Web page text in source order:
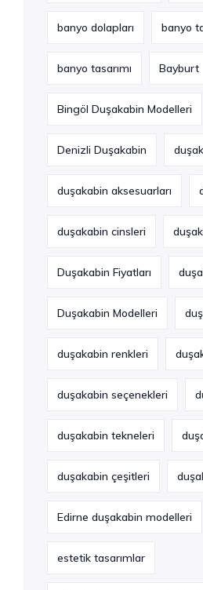
banyo dolapları banyo
banyo tasarımı Bayburt
Bingöl Duşakabin Modelleri
Denizli Duşakabin
duşakabin aksesuarları
duşakabin cinsleri
Duşakabin Fiyatları
Duşakabin Modelleri
duşakabin renkleri
duşakabin seçenekleri
duşakabin tekneleri
duşakabin çeşitleri
Edirne duşakabin modelleri
estetik tasarımlar